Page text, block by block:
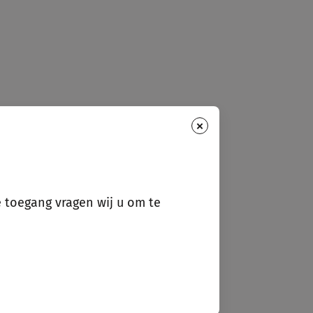
×
vragen wij u om te